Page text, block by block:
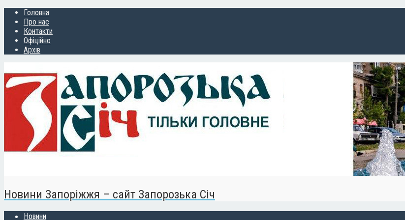
Головна
Про нас
Контакти
Офіційно
Архів
Новини Запоріжжя – сайт Запорозька Січ
Новини